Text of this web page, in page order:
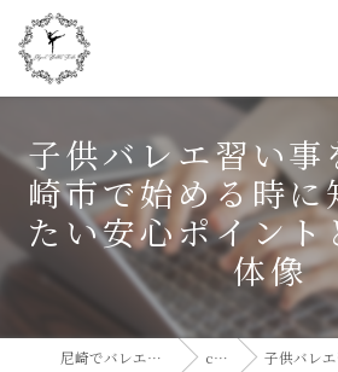
子供バレエ習い事
崎市で始める時に
たい安心ポイン
体像
尼崎でバレエならElegant Ballet Studio column 子供バレエ習い事を兵庫県